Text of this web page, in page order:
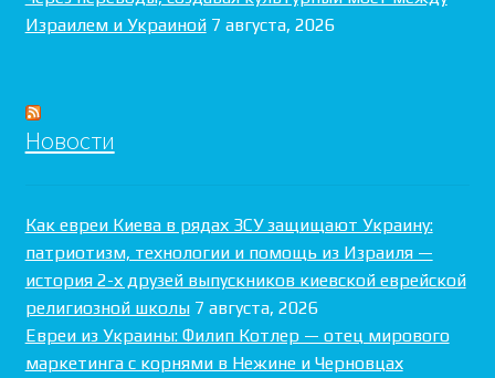
Израилем и Украиной 7 августа, 2026
Новости
Как евреи Киева в рядах ЗСУ защищают Украину:
патриотизм, технологии и помощь из Израиля —
история 2-х друзей выпускников киевской еврейской
религиозной школы 7 августа, 2026
Евреи из Украины: Филип Котлер — отец мирового
маркетинга с корнями в Нежине и Черновцах